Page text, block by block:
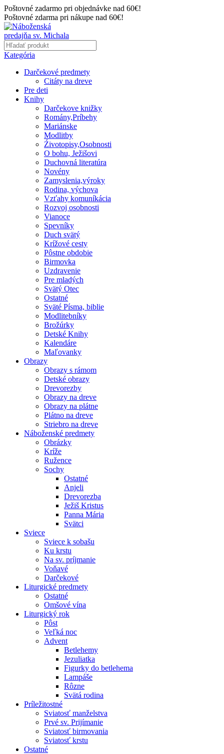
Poštovné zadarmo pri objednávke nad 60€!
Poštovné zdarma pri nákupe nad 60€!
Kategória
Darčekové predmety
Citáty na dreve
Pre deti
Knihy
Darčekove knižky
Romány,Príbehy
Mariánske
Modlitby
Źivotopisy,Osobnosti
O bohu, Ježišovi
Duchovná literatúra
Novény
Zamyslenia,výroky
Rodina, výchova
Vzťahy komuníkácia
Rozvoj osobnosti
Vianoce
Spevníky
Duch svätý
Krížové cesty
Pôstne obdobie
Birmovka
Uzdravenie
Pre mladých
Svätý Otec
Ostatné
Sväté Písma, biblie
Modlitebníky
Brožúrky
Detské Knihy
Kalendáre
Maľovanky
Obrazy
Obrazy s rámom
Detské obrazy
Drevorezby
Obrazy na dreve
Obrazy na plátne
Plátno na dreve
Striebro na dreve
Náboženské predmety
Obrázky
Kríže
Ružence
Sochy
Ostatné
Anjeli
Drevorezba
Ježiš Kristus
Panna Mária
Svätci
Sviece
Sviece k sobašu
Ku krstu
Na sv. príjmanie
Voňavé
Darčekové
Liturgické predmety
Ostatné
Omšové vína
Liturgický rok
Pôst
Veľká noc
Advent
Betlehemy
Jezuliatka
Figurky do betlehema
Lampáše
Rôzne
Svätá rodina
Príležitostné
Sviatosť manželstva
Prvé sv. Prijímanie
Sviatosť birmovania
Sviatosť krstu
Ostatné